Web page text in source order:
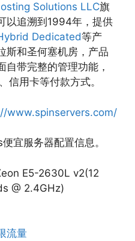
Solutions LLC旗
以追溯到1994年，提供
Dedicated等产
斯和圣何塞机房，产品
自带完整的管理功能，
信用卡等付款方式。
www.spinservers.com/
宜服务器配置信息。
E5-2630L v2(12
@ 2.4GHz)
流量